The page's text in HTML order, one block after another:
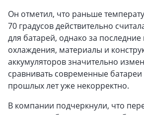
Он отметил, что раньше
70 градусов действительно
для батарей, однако за последние
охлаждения, материалы и
аккумуляторов значительно
сравнивать современные
прошлых лет уже некорректно.
В компании подчеркнули, что